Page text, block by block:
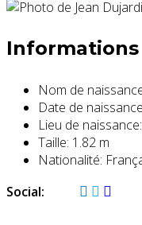
Nom de
Date de
Lieu de naissance:
Taille: 1.82 m
Nationalité:
Social: